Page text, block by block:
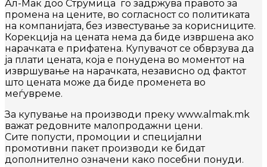
Ал-Мак доо Струмица го задржува правото за
промена на цените, во согласност со политиката
на компанијата, без известување за корисниците.
Корекција на цената нема да биде извршена ако
нарачката е прифатена. Купувачот се обврзува да
ја плати цената, која е понудена во моментот на
извршување на нарачката, независно од фактот
што цената може да биде променета во
меѓувреме.
За купување на производи преку www.almak.mk
важат редовните малопродажни цени.
Сите попусти, промоции и специјални
промотивни пакет производи ке бидат
дополнително означени како посебни понуди.